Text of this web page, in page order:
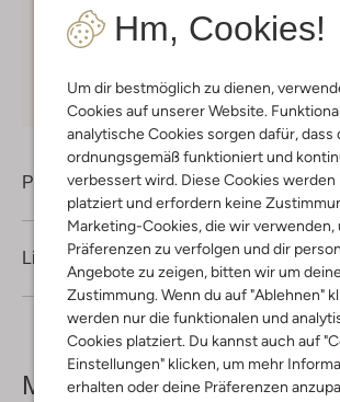
Hm, Cookies!
Um dir bestmöglich zu dienen,
Cookies auf unserer Website.
analytische Cookies sorgen dafür, dass
ordnungsgemäß funktioniert und
verbessert wird. Diese Cookies werden
platziert und erfordern keine
Marketing-Cookies, die wir verwenden,
Präferenzen zu verfolgen und dir
Angebote zu zeigen, bitten wir um
Zustimmung. Wenn du auf "Ablehnen"
werden nur die funktionalen und
Cookies platziert. Du kannst auch auf
Einstellungen" klicken, um mehr
erhalten oder deine Präferenzen
Kostenloser Versand
Mitglieder in Deutschland
Produktinformation
Lieferung & Rückgabe
Mehr sehen